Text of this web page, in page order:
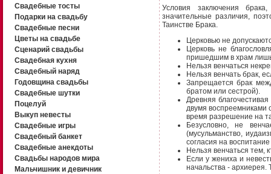
Свадебные тосты
Подарки на свадьбу
Свадебные песни
Цветы на свадьбе
Сценарий свадьбы
Свадебная кухня
Свадебный наряд
Годовщина свадьбы
Свадебные шутки
Поцелуй
Выкуп невесты
Свадебные игры
Свадебный банкет
Свадебные анекдоты
Свадьбы народов мира
Мальчишник и девичник
Условия заключения
значительные различия,
Таинстве Брака.
Церковью не
Церковь не
пришедшим в храм
Нельзя венчаться
Нельзя венчать брак,
Запрещается брак
братом или сестрой).
Древняя
двумя воспреемниками
время разрешение на
Безусловно, не
(мусульманство,
согласия на
Нельзя венчаться тем,
Если у жениха и
начальства -